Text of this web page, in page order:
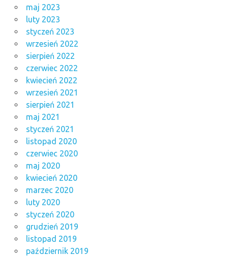
maj 2023
luty 2023
styczeń 2023
wrzesień 2022
sierpień 2022
czerwiec 2022
kwiecień 2022
wrzesień 2021
sierpień 2021
maj 2021
styczeń 2021
listopad 2020
czerwiec 2020
maj 2020
kwiecień 2020
marzec 2020
luty 2020
styczeń 2020
grudzień 2019
listopad 2019
październik 2019